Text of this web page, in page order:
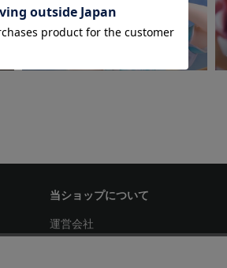
当ショップについて
運営会社